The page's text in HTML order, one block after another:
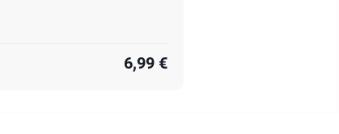
6,99 €